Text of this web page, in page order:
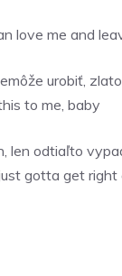
love me and
urobiť, zlato
to me, baby
len odtiaľto
gotta get right